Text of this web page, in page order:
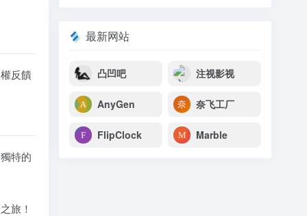
反饋
特的
旅！
最新网站
凸凹吧 注视影视
AnyGen 奈飞工厂
FlipClock Marble